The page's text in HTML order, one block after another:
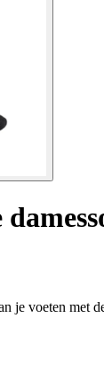
je voeten met